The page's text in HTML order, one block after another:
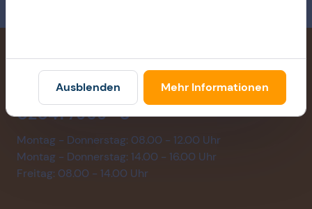
WIR SIND FÜR SIE DA!
02041 7969 -0
Montag - Donnerstag: 08.00 - 12.00 Uhr
Montag - Donnerstag: 14.00 - 16.00 Uhr
Freitag: 08.00 - 14.00 Uhr
Ausblenden Mehr Informationen